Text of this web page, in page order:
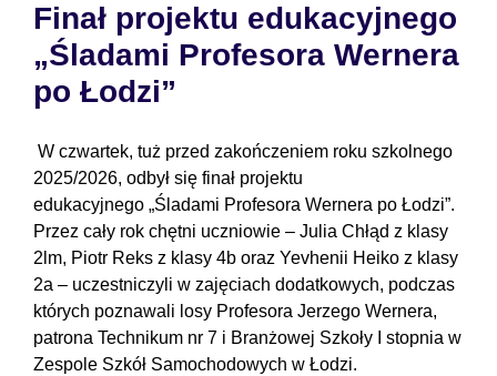
Finał projektu edukacyjnego
„Śladami Profesora Wernera
po Łodzi”
W czwartek, tuż przed zakończeniem roku szkolnego
2025/2026, odbył się finał projektu
edukacyjnego „Śladami Profesora Wernera po Łodzi”.
Przez cały rok chętni uczniowie – Julia Chłąd z klasy
2lm, Piotr Reks z klasy 4b oraz Yevhenii Heiko z klasy
2a – uczestniczyli w zajęciach dodatkowych, podczas
których poznawali losy Profesora Jerzego Wernera,
patrona Technikum nr 7 i Branżowej Szkoły I stopnia w
Zespole Szkół Samochodowych w Łodzi.